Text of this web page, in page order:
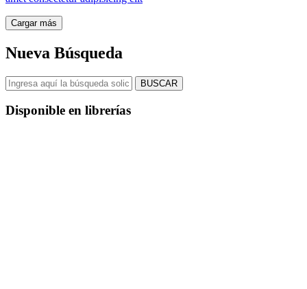
Cargar más
Nueva Búsqueda
BUSCAR
Disponible en librerías